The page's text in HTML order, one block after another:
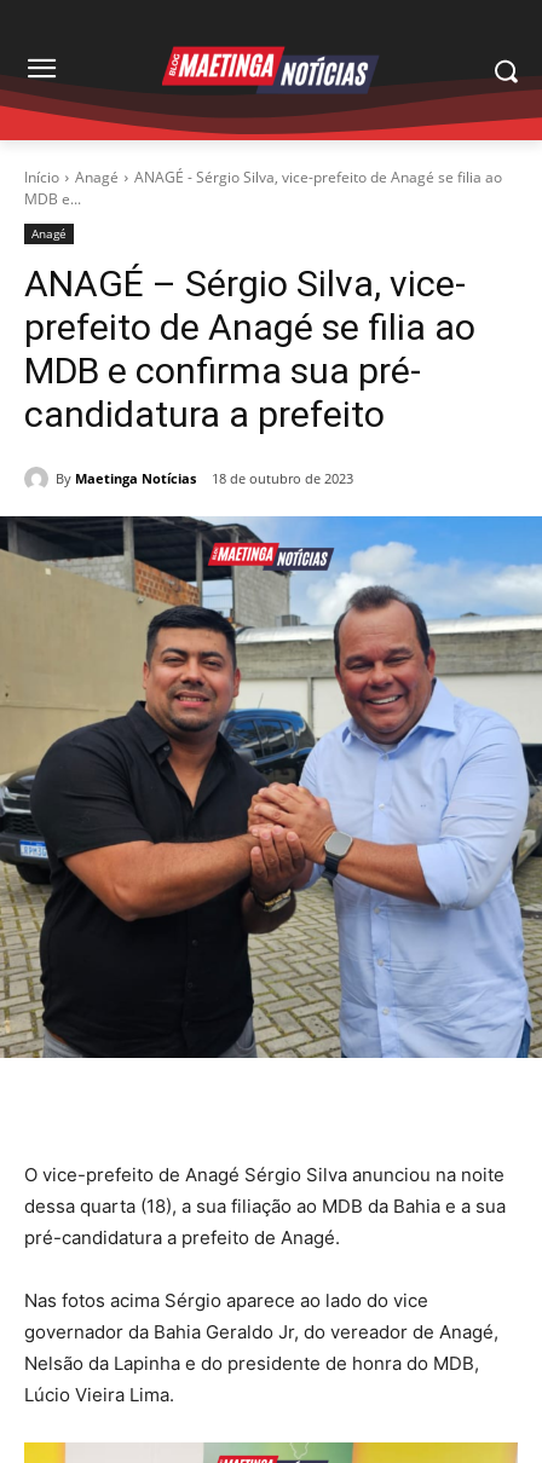
Início Anagé
ANAGÉ - Sérgio Silva, vice-prefeito de Anagé se filia ao
MDB e...
Anagé
ANAGÉ – Sérgio Silva, vice-
prefeito de Anagé se filia ao
MDB e confirma sua pré-
candidatura a prefeito
By Maetinga Notícias 18 de outubro de 2023
O vice-prefeito de Anagé Sérgio Silva anunciou na noite
dessa quarta (18), a sua filiação ao MDB da Bahia e a sua
pré-candidatura a prefeito de Anagé.
Nas fotos acima Sérgio aparece ao lado do vice
governador da Bahia Geraldo Jr, do vereador de Anagé,
Nelsão da Lapinha e do presidente de honra do MDB,
Lúcio Vieira Lima.